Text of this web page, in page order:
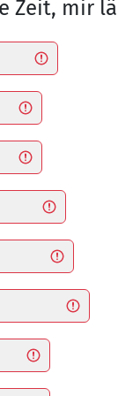
Zeit, mir